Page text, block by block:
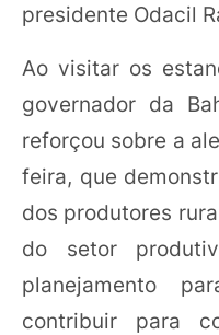
presidente Odacil
Ao visitar os
governador da
reforçou sobre a
feira, que
dos produtores
do setor
planejamento
contribuir para